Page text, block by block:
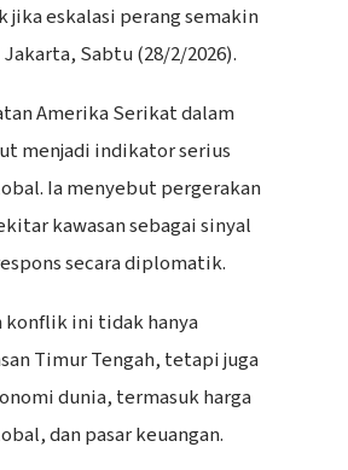
eskalasi perang semakin
Sabtu (28/2/2026).
Amerika Serikat dalam
menjadi indikator serius
Ia menyebut pergerakan
kawasan sebagai sinyal
secara diplomatik.
konflik ini tidak hanya
Timur Tengah, tetapi juga
dunia, termasuk harga
dan pasar keuangan.